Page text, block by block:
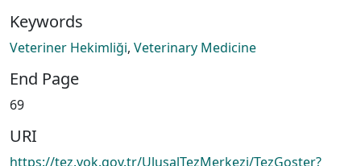
Keywords
Veteriner Hekimliği, Veterinary Medicine
End Page
69
URI
https://tez.yok.gov.tr/UlusalTezMerkezi/TezGoster?